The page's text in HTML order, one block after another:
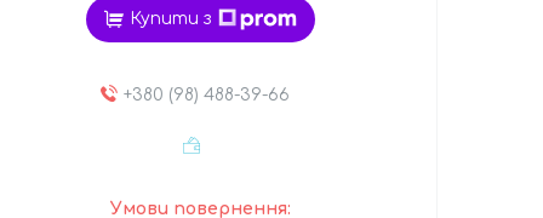
Купити з
+380 (98) 488-39-66